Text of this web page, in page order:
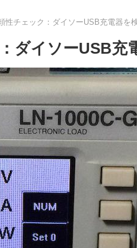
性チェック：ダイソーUSB充電器を
ダイソーUSB充